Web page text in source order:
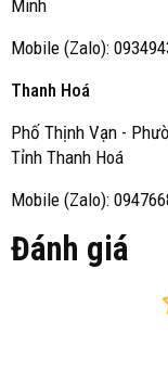
Minh
Mobile (Zalo):
Thanh Hoá
Phố Thịnh Vạn -
Tỉnh Thanh Hoá
Mobile (Zalo):
Đánh giá